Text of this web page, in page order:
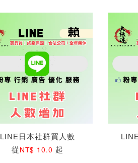
LINE日本社群買人數
從NT$ 10.0 起